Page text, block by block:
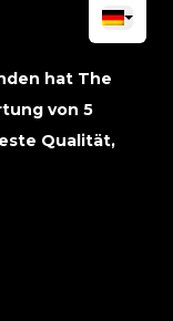
hat The
von 5
Qualität,